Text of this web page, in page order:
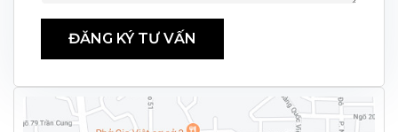
ĐĂNG KÝ TƯ VẤN